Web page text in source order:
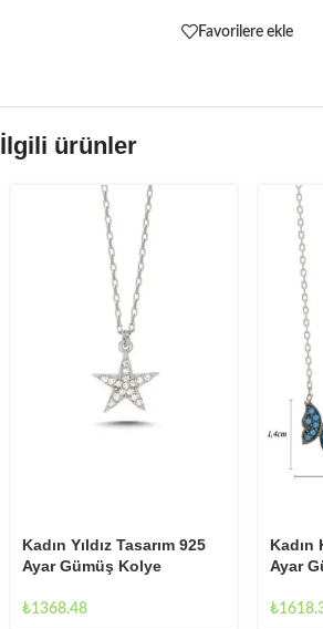
Favorilere ekle
İlgili ürünler
Kadın Yıldız Tasarım 925
Ayar Gümüş Kolye
₺1368.48
Kadın
Ayar
₺